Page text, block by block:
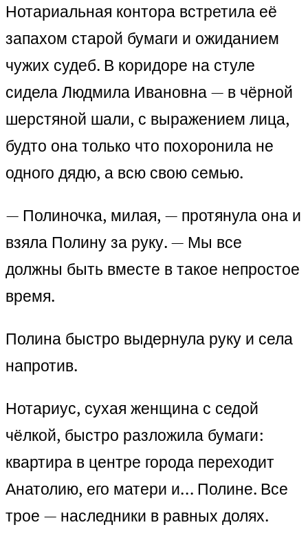
Нотариальная контора встретила её
запахом старой бумаги и ожиданием
чужих судеб. В коридоре на стуле
сидела Людмила Ивановна — в чёрной
шерстяной шали, с выражением лица,
будто она только что похоронила не
одного дядю, а всю свою семью.
— Полиночка, милая, — протянула она и
взяла Полину за руку. — Мы все
должны быть вместе в такое непростое
время.
Полина быстро выдернула руку и села
напротив.
Нотариус, сухая женщина с седой
чёлкой, быстро разложила бумаги:
квартира в центре города переходит
Анатолию, его матери и… Полине. Все
трое — наследники в равных долях.